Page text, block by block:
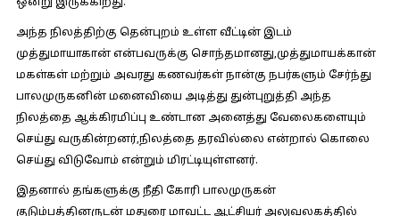
ஒன்று இருக்கிறது.
அந்த நிலத்திற்கு தென்புறம் உள்ள வீட்டின் இடம்
முத்துமாயாகான் என்பவருக்கு சொந்தமானது,முத்துமாயக்கான்
மகள்கள் மற்றும் அவரது கணவர்கள் நான்கு நபர்களும் சேர்ந்து
பாலமுருகனின் மனைவியை அடித்து துன்புறுத்தி அந்த
நிலத்தை ஆக்கிரமிப்பு உண்டான அனைத்து வேலைகளையும்
செய்து வருகின்றனர்,நிலத்தை தரவில்லை என்றால் கொலை
செய்து விடுவோம் என்றும் மிரட்டியுள்ளனர்.
இதனால் தங்களுக்கு நீதி கோரி பாலமுருகன்
குடும்பத்தினருடன் மதுரை மாவட்ட ஆட்சியர் அலுவலகத்தில்